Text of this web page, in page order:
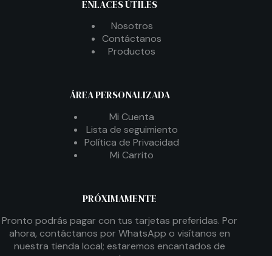
ENLACES ÚTILES
Nosotros
Contáctanos
Productos
ÁREA PERSONALIZADA
Mi Cuenta
Lista de seguimiento
Política de Privacidad
Mi Carrito
PRÓXIMAMENTE
Pronto podrás pagar con tus tarjetas preferidas. Por
ahora, contáctanos por WhatsApp o visítanos en
nuestra tienda local; estaremos encantados de